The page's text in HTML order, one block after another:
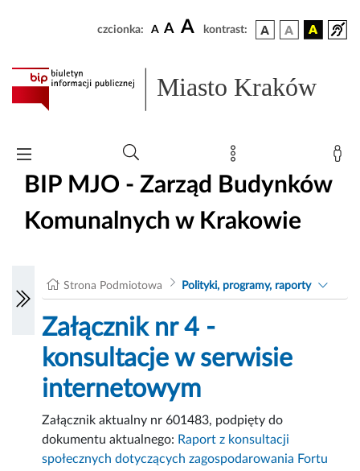
czcionka: A A A kontrast:
Miasto Kraków
BIP MJO - Zarząd Budynków
Komunalnych w Krakowie
Strona Podmiotowa Polityki, programy, raporty
Załącznik nr 4 -
konsultacje w serwisie
internetowym
Załącznik aktualny nr 601483, podpięty do
dokumentu aktualnego: Raport z konsultacji
społecznych dotyczących zagospodarowania Fortu